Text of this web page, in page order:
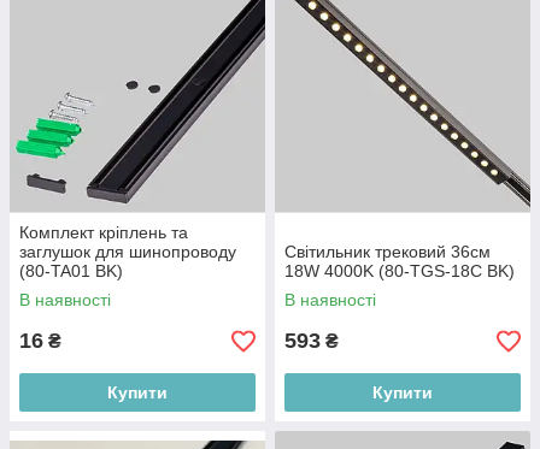
Комплект кріплень та
заглушок для шинопроводу
(80-TA01 BK)
В наявності
16 ₴
Купити
Світильник трековий 36см
18W 4000K (80-TGS-18C BK)
В наявності
593 ₴
Купити